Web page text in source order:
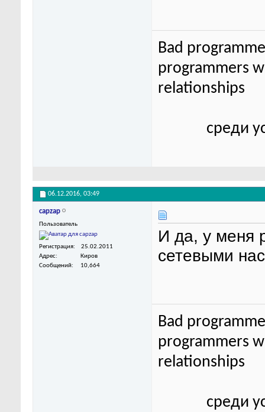
Bad
programmers
relationships
среди
06.12.2016, 03:49
capzap
Пользователь
Регистрация
25.02.2011
Адрес
Киров
Сообщений
10,664
И да, у меня
сетевыми
Bad
programmers
relationships
среди